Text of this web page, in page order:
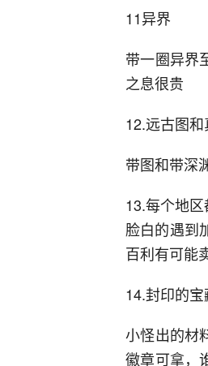
11异界
带一圈异界
之息很贵
12.远古图和
带图和带深
13.每个地
脸白的遇到
百利有可能
14.封印的
小怪出的材
徽章可拿，